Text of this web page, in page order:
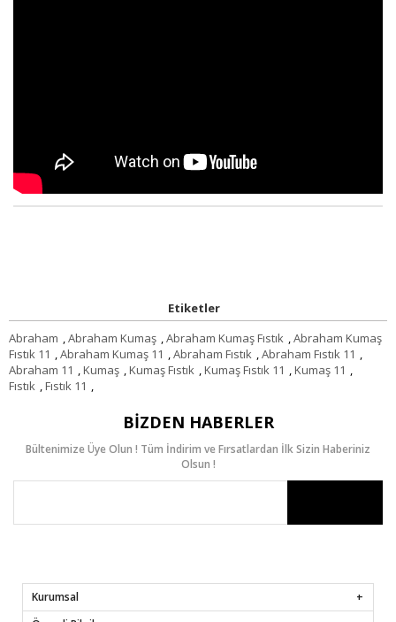
Etiketler
Abraham ,Abraham Kumaş ,Abraham Kumaş Fıstık ,Abraham Kumaş
Fıstık 11 ,Abraham Kumaş 11 ,Abraham Fıstık ,Abraham Fıstık 11 ,
Abraham 11 ,Kumaş ,Kumaş Fıstık ,Kumaş Fıstık 11 ,Kumaş 11 ,
Fıstık ,Fıstık 11 ,
BIZDEN HABERLER
Bültenimize Üye Olun ! Tüm İndirim ve Fırsatlardan İlk Sizin Haberiniz
Olsun !
Kurumsal